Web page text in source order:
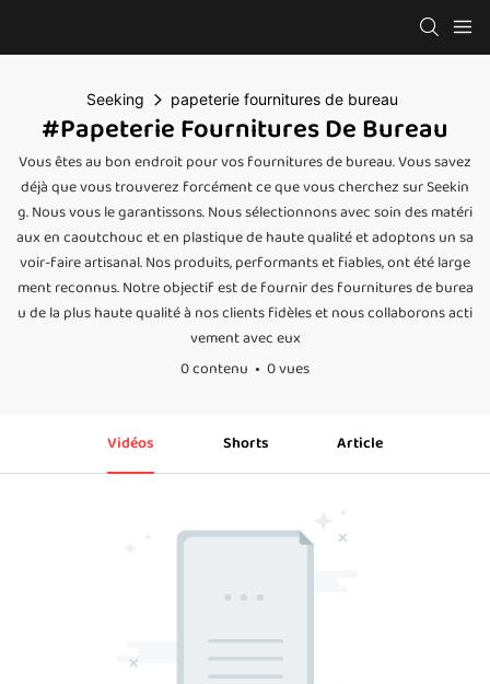
Seeking papeterie fournitures de bureau
#papeterie Fournitures De Bureau
Vous êtes au bon endroit pour vos fournitures de bureau. Vous savez
déjà que vous trouverez forcément ce que vous cherchez sur Seekin
g. Nous vous le garantissons. Nous sélectionnons avec soin des matéri
aux en caoutchouc et en plastique de haute qualité et adoptons un sa
voir-faire artisanal. Nos produits, performants et fiables, ont été large
ment reconnus. Notre objectif est de fournir des fournitures de burea
u de la plus haute qualité à nos clients fidèles et nous collaborons acti
vement avec eux
0 contenu
0 vues
Vidéos Shorts Article